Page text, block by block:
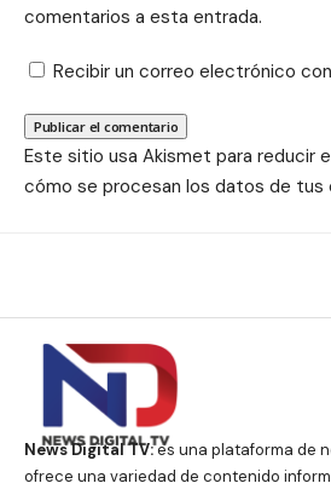
comentarios a esta entrada.
Recibir un correo electrónico
Este sitio usa Akismet para reducir
cómo se procesan los datos de tus
News Digital TV:es una plataforma de
ofrece una variedad de contenido